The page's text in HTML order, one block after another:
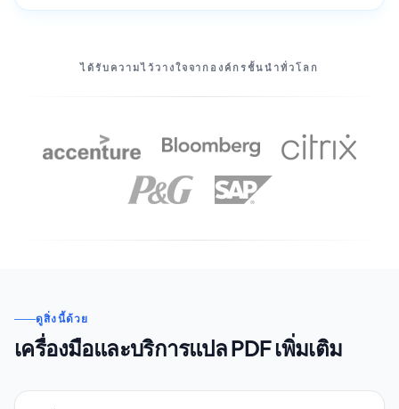
พันธมิตรของเราได้รับความไว้วางใจจากองค์กรชั้นนําทั่วโลก
ดูสิ่งนี้ด้วย
เครื่องมือและบริการแปล PDF เพิ่มเติม